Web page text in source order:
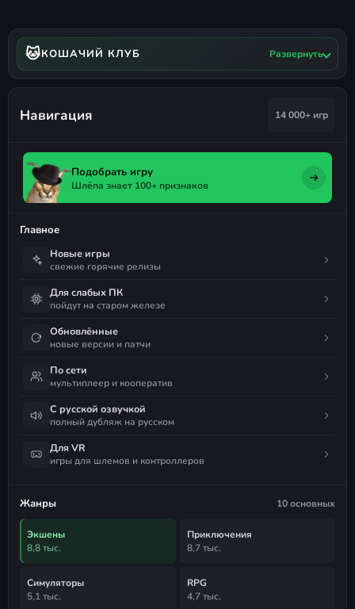
🐱КОШАЧИЙ КЛУБ Развернуть
Навигация 14 000+ игр
Подобрать игру
Шлёпа знает 100+ признаков
Главное
Новые игры
свежие горячие релизы
Для слабых ПК
пойдут на старом железе
Обновлённые
новые версии и патчи
По сети
мультиплеер и кооператив
С русской озвучкой
полный дубляж на русском
Для VR
игры для шлемов и контроллеров
Жанры 10 основных
Экшены
8,8 тыс.
Приключения
8,7 тыс.
Симуляторы
5,1 тыс.
RPG
4,7 тыс.